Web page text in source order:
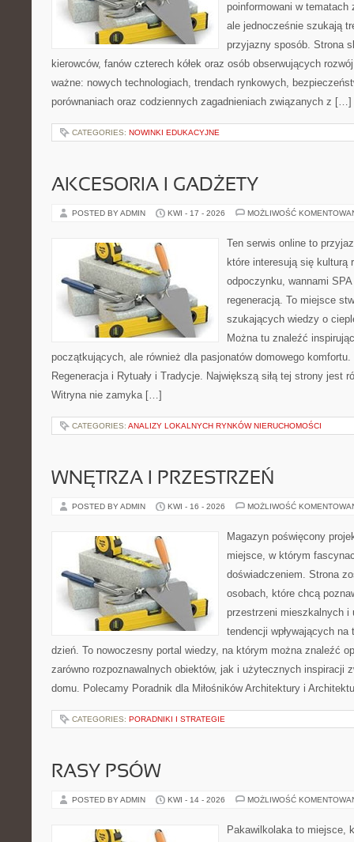
poinformowani w
ale jednocześnie szukają
przyjazny sposób. Strona
kierowców, fanów czterech kółek oraz osób obserwujących
ważne: nowych technologiach, trendach rynkowych,
porównaniach oraz codziennych zagadnieniach związanych z […]
CATEGORIES: NOWINKI EDUKACYJNE
AKCESORIA I GADŻETY
POSTED BY ADMIN KWI - 17 - 2026 MOŻLIWOŚĆ
Ten serwis online to
które interesują się kulturą
odpoczynku, wannami
regeneracją. To miejsce
szukających wiedzy o
Można tu znaleźć
początkujących, ale również dla pasjonatów domowego
Regeneracja i Rytuały i Tradycje. Największą siłą tej strony jest
Witryna nie zamyka […]
CATEGORIES: ANALIZY LOKALNYCH RYNKÓW NIERUCHOMOŚCI
WNĘTRZA I PRZESTRZEŃ
POSTED BY ADMIN KWI - 16 - 2026 MOŻLIWOŚĆ
Magazyn poświęcony
miejsce, w którym
doświadczeniem. Strona
osobach, które chcą
przestrzeni mieszkalnych i
tendencji wpływających
dzień. To nowoczesny portal wiedzy, na którym można znaleźć
zarówno rozpoznawalnych obiektów, jak i użytecznych inspiracji
domu. Polecamy Poradnik dla Miłośników Architektury i
CATEGORIES: PORADNIKI I STRATEGIE
RASY PSÓW
POSTED BY ADMIN KWI - 14 - 2026 MOŻLIWOŚĆ
Pakawilkolaka to miejsce,